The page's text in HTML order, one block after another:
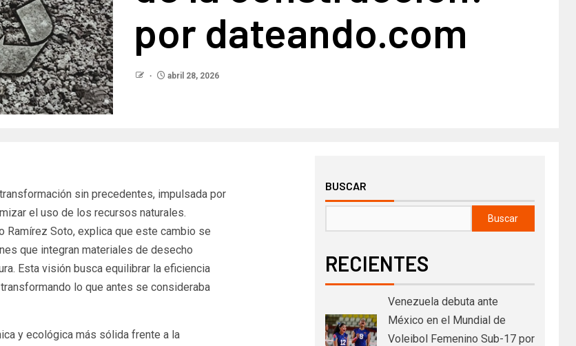
por dateando.com
abril 28, 2026
sin precedentes, impulsada por
el uso de los recursos naturales.
Ramírez Soto, explica que este cambio se
que integran materiales de desecho
Esta visión busca equilibrar la eficiencia
lo que antes se consideraba
y ecológica más sólida frente a la
BUSCAR
Buscar
RECIENTES
Venezuela debuta ante
México en el Mundial de
Voleibol Femenino Sub-17 por